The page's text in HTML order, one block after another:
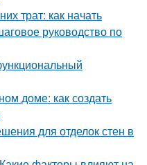
трат: как начать
руководство по
доме: как создать
для отделок стен в